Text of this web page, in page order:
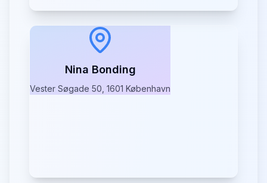
Nina Bonding
Vester Søgade 50, 1601 København